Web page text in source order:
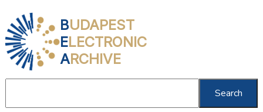
BUDAPEST
ELECTRONIC
ARCHIVE
Search